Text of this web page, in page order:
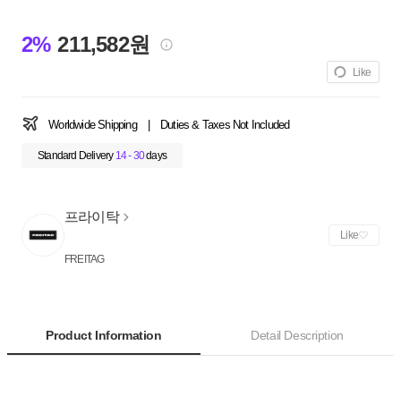
2% 211,582원
Like
Worldwide Shipping Duties & Taxes Not Included
Standard Delivery 14 - 30days
프라이탁
FREITAG
Like
Product Information Detail Description